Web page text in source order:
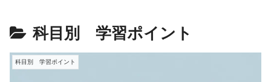
科目別 学習ポイント
科目別 学習ポイント